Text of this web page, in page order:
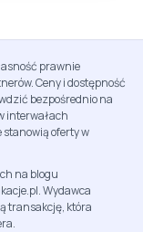
prawnie
Ceny i dostępność
bezpośrednio na
interwałach
oferty w
na blogu
Wydawca
transakcję, która